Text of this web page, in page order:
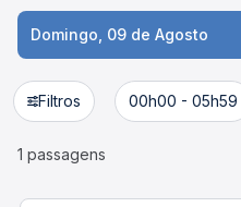
Domingo, 09 de Agosto
Filtros 00h00 - 05h59
1 passagens